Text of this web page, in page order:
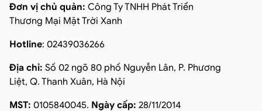
Đơn vị chủ quản: Công Ty TNHH Phát Triển
Thương Mại Mặt Trời Xanh
Hotline: 02439036266
Địa chỉ: Số 02 ngõ 80 phố Nguyễn Lân, P. Phương
Liệt, Q. Thanh Xuân, Hà Nội
MST: 0105840045. Ngày cấp: 28/11/2014